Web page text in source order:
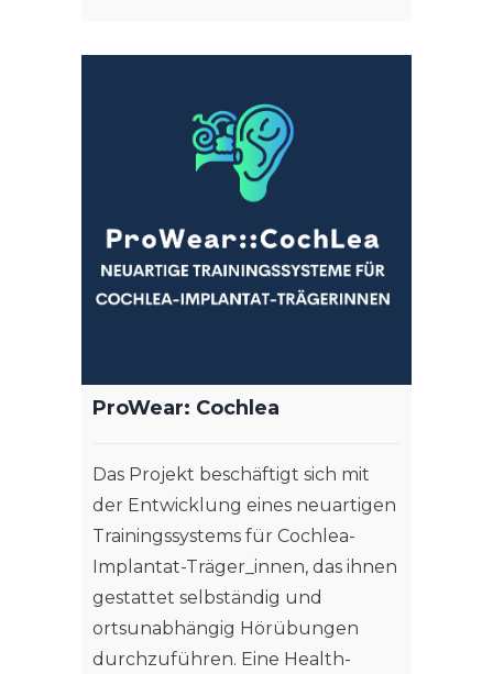
ProWear: Cochlea
Das Projekt beschäftigt sich mit
der Entwicklung eines neuartigen
Trainingssystems für Cochlea-
Implantat-Träger_innen, das ihnen
gestattet selbständig und
ortsunabhängig Hörübungen
durchzuführen. Eine Health-